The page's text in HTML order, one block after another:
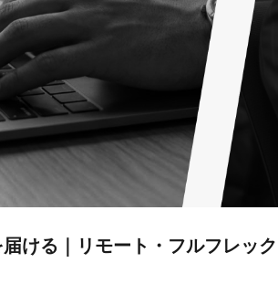
ける｜リモート・フルフレッ